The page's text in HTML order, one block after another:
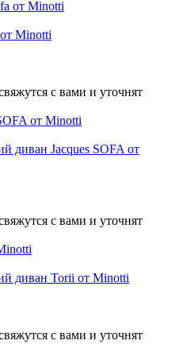
Minotti
с вами и уточнят
диван Jacques SOFA от
с вами и уточнят
диван Torii от Minotti
с вами и уточнят